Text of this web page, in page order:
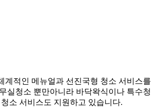
계적인 메뉴얼과 선진국형 청소 서비스를
실청소 뿐만아니라 바닥왁식이나 특수청
소 서비스도 지원하고 있습니다.